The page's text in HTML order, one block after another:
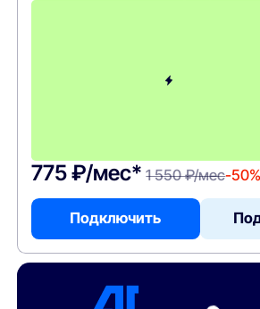
775 ₽/мес* 1 550 ₽/мес-50%
Подключить